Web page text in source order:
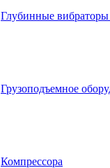
Глубинные вибраторы
Грузоподъемное
Компрессора